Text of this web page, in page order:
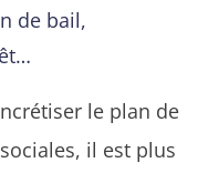
de bail,
le plan de
il est plus